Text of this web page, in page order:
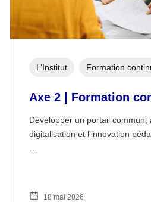
Axe 2 | Formation
Développer un portail commun,
digitalisation et l’innovation
…
L’Institut Formation
18 mai 2026